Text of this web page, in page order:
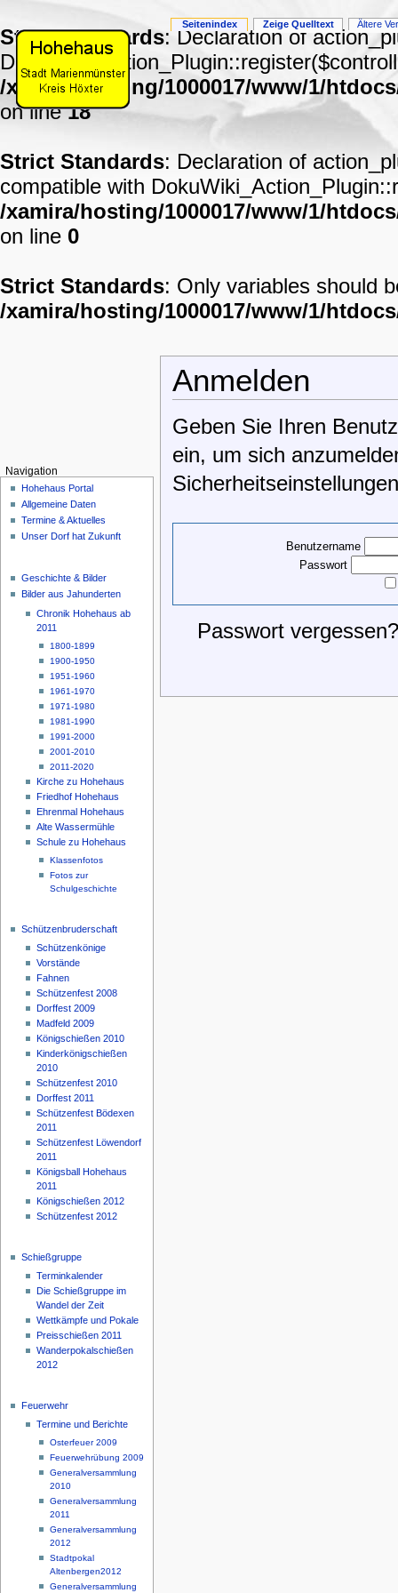
Strict Standards: Declaration of
/xamira/hosting/1000017/www/1/
on line18
Strict Standards: Declaration of
compatible with
/xamira/hosting/1000017/www/1/
on line 0
Strict Standards: Only variables should
/xamira/hosting/1000017/www/1/
Anmelden
Geben Sie Ihren
ein, um sich
Benutzername
Passwort
Passwort
Seitenindex Zeige Quelltext Ältere
Navigation
Hohehaus Portal
Allgemeine Daten
Termine & Aktuelles
Unser Dorf hat Zukunft
Geschichte & Bilder
Bilder aus Jahunderten
Chronik Hohehaus ab
2011
1800-1899
1900-1950
1951-1960
1961-1970
1971-1980
1981-1990
1991-2000
2001-2010
2011-2020
Kirche zu Hohehaus
Friedhof Hohehaus
Ehrenmal Hohehaus
Alte Wassermühle
Schule zu Hohehaus
Klassenfotos
Fotos zur
Schulgeschichte
Schützenbruderschaft
Schützenkönige
Vorstände
Fahnen
Schützenfest 2008
Dorffest 2009
Madfeld 2009
Königschießen 2010
Kinderkönigschießen
2010
Schützenfest 2010
Dorffest 2011
Schützenfest Bödexen
2011
Schützenfest Löwendorf
2011
Königsball Hohehaus
2011
Königschießen 2012
Schützenfest 2012
Schießgruppe
Terminkalender
Die Schießgruppe im
Wandel der Zeit
Wettkämpfe und Pokale
Preisschießen 2011
Wanderpokalschießen
2012
Feuerwehr
Termine und Berichte
Osterfeuer 2009
Feuerwehrübung 2009
Generalversammlung
2010
Generalversammlung
2011
Generalversammlung
2012
Stadtpokal
Altenbergen2012
Generalversammlung